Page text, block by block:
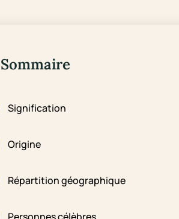
Sommaire
Signification
Origine
Répartition géographique